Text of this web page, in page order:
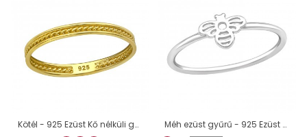
Kötél - 925 Ezüst Kő nélküli gyűrűk A4S39168
Méh ezüst gyűrű - 925 Ezüst Kő Nélküli Gyűrűk A4S45798